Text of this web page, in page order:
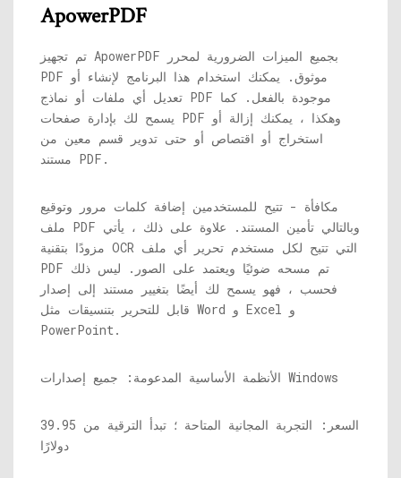
ApowerPDF
تم تجهيز ApowerPDF بجميع الميزات الضرورية لمحرر
PDF موثوق. يمكنك استخدام هذا البرنامج لإنشاء أو
تعديل أي ملفات أو نماذج PDF موجودة بالفعل. كما
يسمح لك بإدارة صفحات PDF وهكذا ، يمكنك إزالة أو
استخراج أو اقتصاص أو حتى تدوير قسم معين من
مستند PDF.
مكافأة - تتيح للمستخدمين إضافة كلمات مرور وتوقيع
ملف PDF وبالتالي تأمين المستند. علاوة على ذلك ، يأتي
مزودًا بتقنية OCR التي تتيح لكل مستخدم تحرير أي ملف
PDF تم مسحه ضوئيًا ويعتمد على الصور. ليس ذلك
فحسب ، فهو يسمح لك أيضًا بتغيير مستند إلى إصدار
قابل للتحرير بتنسيقات مثل Word و Excel و
PowerPoint.
الأنظمة الأساسية المدعومة: جميع إصدارات Windows
السعر: التجربة المجانية المتاحة ؛ تبدأ الترقية من 39.95
دولارًا